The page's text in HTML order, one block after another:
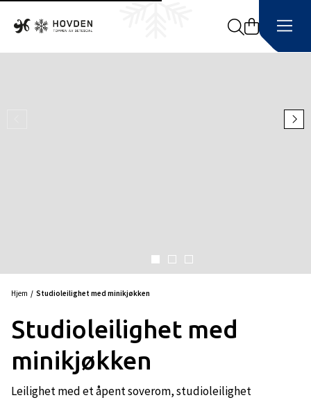
Search
Hjem Studioleilighet med minikjøkken
Studioleilighet med
minikjøkken
Leilighet med et åpent soverom, studioleilighet